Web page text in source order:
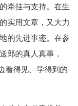
牵挂与支持。在生
实用文章，又大力
的先进事迹。在参
郎的真人真事，
看得见、学得到的